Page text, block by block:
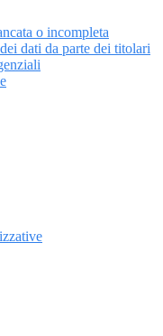
o incompleta
dati da parte dei titolari